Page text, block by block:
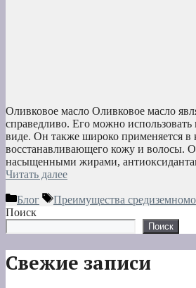
Оливковое масло Оливковое масло
справедливо. Его можно
виде. Он также широко применяется в
восстанавливающего кожу и волосы.
насыщенными жирами,
Читать далее
Рубрики
Блог Метки
Преимущества
Поиск
Поиск
Свежие записи